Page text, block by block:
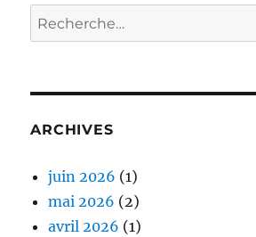
Recherche
pour :
ARCHIVES
juin 2026 (1)
mai 2026 (2)
avril 2026 (1)